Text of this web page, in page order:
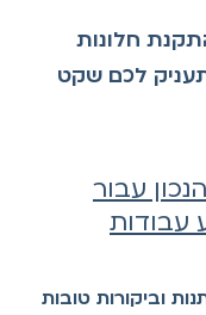
חלונות
לכם שקט
עבור
וביקורות טובות